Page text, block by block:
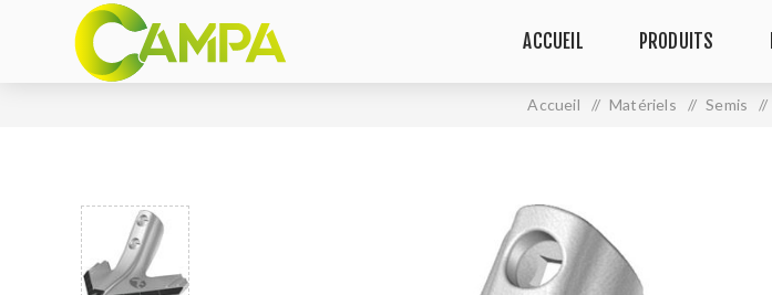
ACCUEIL PRODUITS
Accueil / Matériels / Semis /